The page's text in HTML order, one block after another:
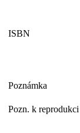
ISBN
Poznámka
Pozn. k reprodukci